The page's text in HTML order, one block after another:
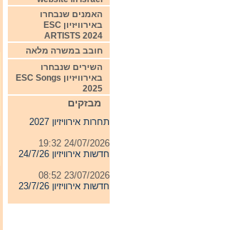
האמנים שנבחרו
באירוויזיון ESC
ARTISTS 2024
חובב במשרה מלאה
השירים שנבחרו
באירוויזיון ESC Songs
2025
מבזקים
04/08/2026 11:06
חדשות אירוויזיון 4/8/26
31/07/2026 08:54
תחרות אירוויזיון 2027
חדשות אירוויזיון 24/7/26
חדשות אירוויזיון 23/7/26